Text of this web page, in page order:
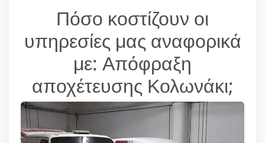
Πόσο κοστίζουν οι
υπηρεσίες μας αναφορικά
με: Απόφραξη
αποχέτευσης Κολωνάκι;